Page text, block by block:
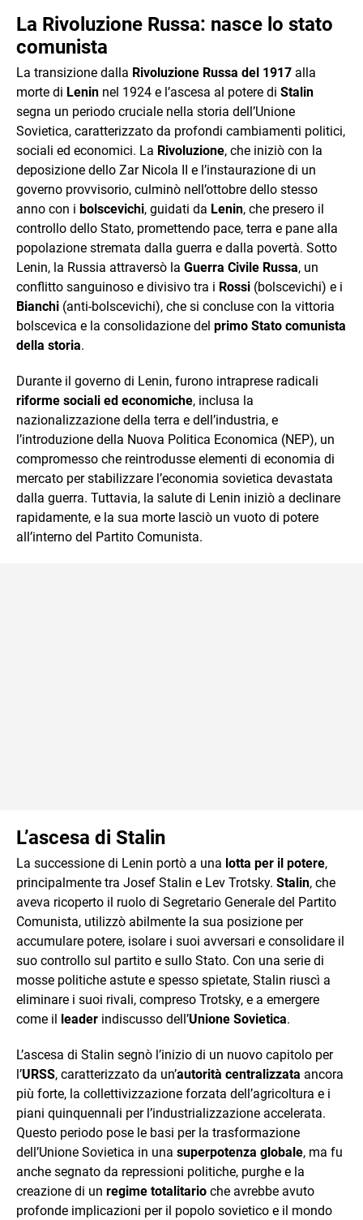
La Rivoluzione Russa: nasce lo stato
comunista
La transizione dalla Rivoluzione Russa del 1917 alla
morte di Lenin nel 1924 e l’ascesa al potere di Stalin
segna un periodo cruciale nella storia dell’Unione
Sovietica, caratterizzato da profondi cambiamenti politici,
sociali ed economici. La Rivoluzione, che iniziò con la
deposizione dello Zar Nicola II e l’instaurazione di un
governo provvisorio, culminò nell’ottobre dello stesso
anno con i bolscevichi, guidati da Lenin, che presero il
controllo dello Stato, promettendo pace, terra e pane alla
popolazione stremata dalla guerra e dalla povertà. Sotto
Lenin, la Russia attraversò la Guerra Civile Russa, un
conflitto sanguinoso e divisivo tra i Rossi (bolscevichi) e i
Bianchi (anti-bolscevichi), che si concluse con la vittoria
bolscevica e la consolidazione del primo Stato comunista
della storia.
Durante il governo di Lenin, furono intraprese radicali
riforme sociali ed economiche, inclusa la
nazionalizzazione della terra e dell’industria, e
l’introduzione della Nuova Politica Economica (NEP), un
compromesso che reintrodusse elementi di economia di
mercato per stabilizzare l’economia sovietica devastata
dalla guerra. Tuttavia, la salute di Lenin iniziò a declinare
rapidamente, e la sua morte lasciò un vuoto di potere
all’interno del Partito Comunista.
L’ascesa di Stalin
La successione di Lenin portò a una lotta per il potere,
principalmente tra Josef Stalin e Lev Trotsky. Stalin, che
aveva ricoperto il ruolo di Segretario Generale del Partito
Comunista, utilizzò abilmente la sua posizione per
accumulare potere, isolare i suoi avversari e consolidare il
suo controllo sul partito e sullo Stato. Con una serie di
mosse politiche astute e spesso spietate, Stalin riuscì a
eliminare i suoi rivali, compreso Trotsky, e a emergere
come il leader indiscusso dell’Unione Sovietica.
L’ascesa di Stalin segnò l’inizio di un nuovo capitolo per
l’URSS, caratterizzato da un’autorità centralizzata ancora
più forte, la collettivizzazione forzata dell’agricoltura e i
piani quinquennali per l’industrializzazione accelerata.
Questo periodo pose le basi per la trasformazione
dell’Unione Sovietica in una superpotenza globale, ma fu
anche segnato da repressioni politiche, purghe e la
creazione di un regime totalitario che avrebbe avuto
profonde implicazioni per il popolo sovietico e il mondo